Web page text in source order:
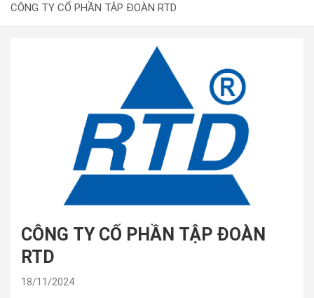
CÔNG TY CỔ PHẦN TẬP ĐOÀN RTD
CÔNG TY CỔ PHẦN TẬP ĐOÀN
RTD
18/11/2024